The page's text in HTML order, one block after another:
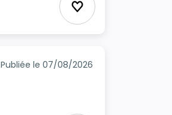
Ajouter aux
Publiée le 07/08/2026